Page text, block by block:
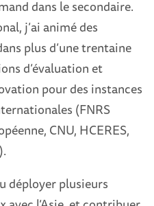
dans le secondaire.
j’ai animé des
plus d’une trentaine
d’évaluation et
pour des instances
(FNRS
CNU, HCERES,
déployer plusieurs